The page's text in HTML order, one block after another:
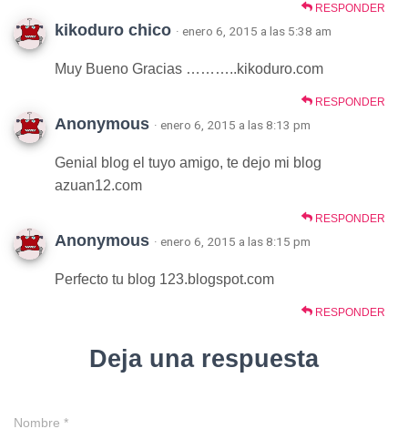
RESPONDER
kikoduro chico · enero 6, 2015 a las 5:38 am
Muy Bueno Gracias ………..kikoduro.com
RESPONDER
Anonymous · enero 6, 2015 a las 8:13 pm
Genial blog el tuyo amigo, te dejo mi blog
azuan12.com
RESPONDER
Anonymous · enero 6, 2015 a las 8:15 pm
Perfecto tu blog 123.blogspot.com
RESPONDER
Deja una respuesta
Nombre *